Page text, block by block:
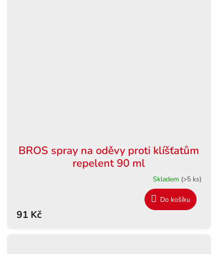
BROS spray na oděvy proti klíšťatům
repelent 90 ml
Skladem (>5 ks)
91 Kč
Do košíku